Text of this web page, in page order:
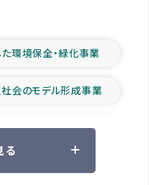
環境保全・緑化事業
会のモデル形成事業
者の声
る